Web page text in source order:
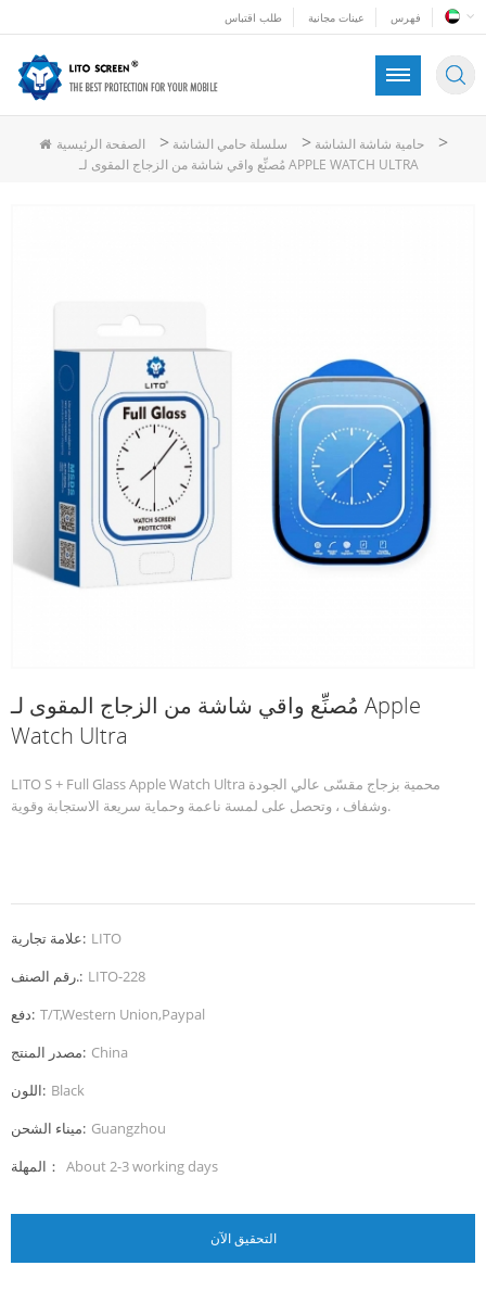
طلب اقتباس عينات مجانية فهرس
الصفحة الرئيسية > سلسلة حامي الشاشة > حامية شاشة الشاشة >
مُصنِّع واقي شاشة من الزجاج المقوى لـ APPLE WATCH ULTRA
مُصنِّع واقي شاشة من الزجاج المقوى لـ Apple
Watch Ultra
LITO S + Full Glass Apple Watch Ultra محمية بزجاج مقسّى عالي الجودة
وشفاف ، وتحصل على لمسة ناعمة وحماية سريعة الاستجابة وقوية.
علامة تجارية: LITO
رقم الصنف.: LITO-228
دفع: T/T,Western Union,Paypal
مصدر المنتج: China
اللون: Black
ميناء الشحن: Guangzhou
المهلة： About 2-3 working days
التحقيق الآن